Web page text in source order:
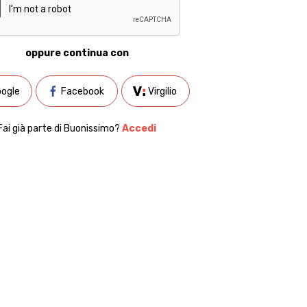
oppure continua con
Facebook Virgilio
già parte di Buonissimo? Accedi